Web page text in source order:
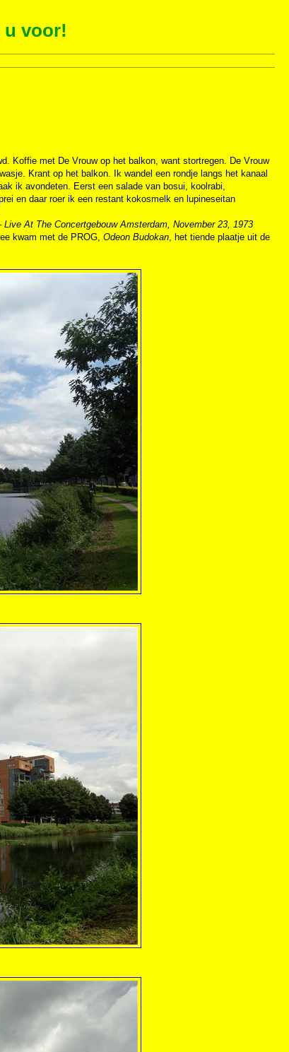
u voor!
Koffie met De Vrouw op het balkon, want stortregen. De Vrouw
Krant op het balkon. Ik wandel een rondje langs het kanaal
ik avondeten. Eerst een salade van bosui, koolrabi,
en daar roer ik een restant kokosmelk en lupineseitan
Live At The Concertgebouw Amsterdam, November 23, 1973
kwam met de PROG, Odeon Budokan, het tiende plaatje uit de